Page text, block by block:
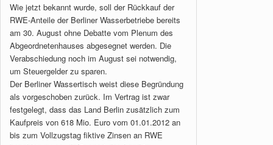
Wie jetzt bekannt wurde, soll der Rückkauf der
RWE-Anteile der Berliner Wasserbetriebe bereits
am 30. August ohne Debatte vom Plenum des
Abgeordnetenhauses abgesegnet werden. Die
Verabschiedung noch im August sei notwendig,
um Steuergelder zu sparen.
Der Berliner Wassertisch weist diese Begründung
als vorgeschoben zurück. Im Vertrag ist zwar
festgelegt, dass das Land Berlin zusätzlich zum
Kaufpreis von 618 Mio. Euro vom 01.01.2012 an
bis zum Vollzugstag fiktive Zinsen an RWE